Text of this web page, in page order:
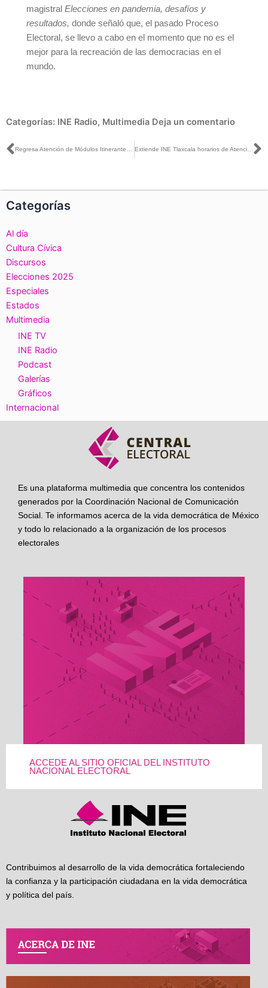
magistralElecciones en pandemia, desafíos y
resultados,donde señaló que, el pasado Proceso
Electoral, se llevo a cabo en el momento que no es el
mejor para la recreación de las democracias en el
mundo.
Categorías: INE Radio, Multimedia Deja un comentario
Ant Extiende INE Tlaxcala horarios de Atención en MAC Fijos
Categorías
Al día
Cultura Cívica
Discursos
Elecciones 2025
Especiales
Estados
Multimedia
INE TV
INE Radio
Podcast
Galerías
Gráficos
Internacional
Es una plataforma multimedia que concentra los contenidos
generados por la Coordinación Nacional de Comunicación
Social. Te informamos acerca de la vida democrática de México
y todo lo relacionado a la organización de los procesos
electorales
ACCEDE AL SITIO OFICIAL DEL INSTITUTO
NACIONAL ELECTORAL
Contribuimos al desarrollo de la vida democrática fortaleciendo
la confianza y la participación ciudadana en la vida democrática
y política del país.